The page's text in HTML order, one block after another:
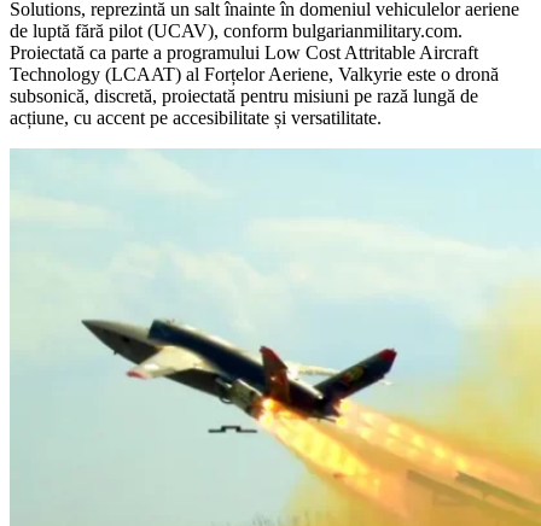
Solutions, reprezintă un salt înainte în domeniul vehiculelor aeriene
de luptă fără pilot (UCAV), conform bulgarianmilitary.com.
Proiectată ca parte a programului Low Cost Attritable Aircraft
Technology (LCAAT) al Forțelor Aeriene, Valkyrie este o dronă
subsonică, discretă, proiectată pentru misiuni pe rază lungă de
acțiune, cu accent pe accesibilitate și versatilitate.